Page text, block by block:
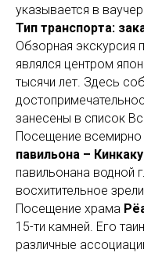
указывается в
Тип транспорта:
Обзорная экскурсия
являлся центром
тысячи лет. Здесь
занесены в список
Посещение всемирно
павильона –
павильонана водной
восхитительное
Посещение храма
15-ти камней. Его
различные